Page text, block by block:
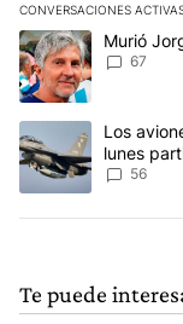
CONVERSACIONES
Este listado
Un artículo deMurió
67
Un artículo de
Los
lunes
Aérea
56